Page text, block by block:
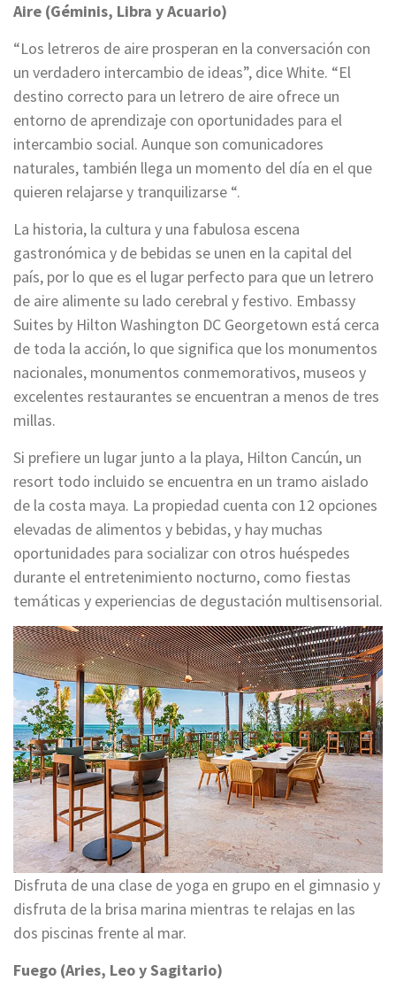
Aire (Géminis, Libra y Acuario)
“Los letreros de aire prosperan en la conversación con
un verdadero intercambio de ideas”, dice White. “El
destino correcto para un letrero de aire ofrece un
entorno de aprendizaje con oportunidades para el
intercambio social. Aunque son comunicadores
naturales, también llega un momento del día en el que
quieren relajarse y tranquilizarse “.
La historia, la cultura y una fabulosa escena
gastronómica y de bebidas se unen en la capital del
país, por lo que es el lugar perfecto para que un letrero
de aire alimente su lado cerebral y festivo. Embassy
Suites by Hilton Washington DC Georgetown está cerca
de toda la acción, lo que significa que los monumentos
nacionales, monumentos conmemorativos, museos y
excelentes restaurantes se encuentran a menos de tres
millas.
Si prefiere un lugar junto a la playa, Hilton Cancún, un
resort todo incluido se encuentra en un tramo aislado
de la costa maya. La propiedad cuenta con 12 opciones
elevadas de alimentos y bebidas, y hay muchas
oportunidades para socializar con otros huéspedes
durante el entretenimiento nocturno, como fiestas
temáticas y experiencias de degustación multisensorial.
Disfruta de una clase de yoga en grupo en el gimnasio y
disfruta de la brisa marina mientras te relajas en las
dos piscinas frente al mar.
Fuego (Aries, Leo y Sagitario)